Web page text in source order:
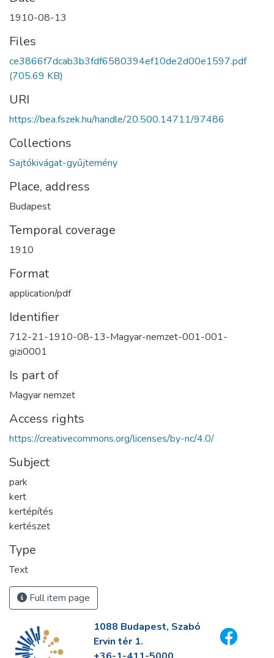
1910-08-13
Files
ce3866f7dcab3b3fdf6580394ef10de2d00e1597.pdf
(705.69 KB)
URI
https://bea.fszek.hu/handle/20.500.14711/97486
Collections
Sajtókivágat-gyűjtemény
Place, address
Budapest
Temporal coverage
1910
Format
application/pdf
Identifier
712-21-1910-08-13-Magyar-nemzet-001-001-
gizi0001
Is part of
Magyar nemzet
Access rights
https://creativecommons.org/licenses/by-nc/4.0/
Subject
park
kert
kertépítés
kertészet
Type
Text
Full item page
1088 Budapest, Szabó
Ervin tér 1.